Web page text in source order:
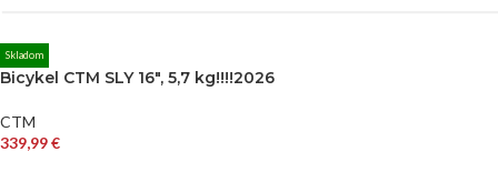
Skladom
Bicykel CTM SLY 16″, 5,7 kg!!!!2026
CTM
339,99€